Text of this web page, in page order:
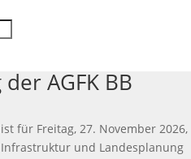
AGFK BB
für Freitag, 27. November 2026,
und Landesplanung